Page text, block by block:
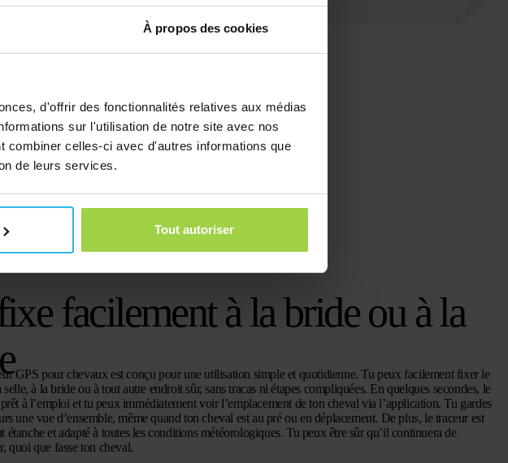
À propos des cookies
d'offrir des fonctionnalités relatives aux médias
sur l'utilisation de notre site avec nos
combiner celles-ci avec d'autres informations que
de leurs services.
Tout autoriser
facilement à la bride ou à la
GPS pour chevaux est conçu pour une utilisation simple et quotidienne. Tu peux facilement fixer le
selle, à la bride ou à tout autre endroit sûr, sans tracas ni étapes compliquées. En quelques secondes, le
à l’emploi et tu peux immédiatement voir l’emplacement de ton cheval via l’application. Tu gardes
une vue d’ensemble, même quand ton cheval est au pré ou en déplacement. De plus, le traceur est
étanche et adapté à toutes les conditions météorologiques. Tu peux être sûr qu’il continuera de
quoi que fasse ton cheval.